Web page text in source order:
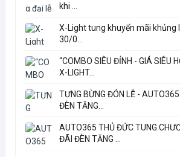
khi ...
X-Light tung khuyến mãi khủng
30/0...
“COMBO SIÊU ĐỈNH - GIÁ SIÊU
X-LIGHT...
TƯNG BỪNG ĐÓN LỄ -
ĐÈN TĂNG...
AUTO365 THỦ ĐỨC TUNG
ĐÃI ĐÈN TĂNG ...